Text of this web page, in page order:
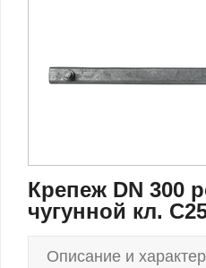
Крепеж DN 300
чугунной кл.
Описание и